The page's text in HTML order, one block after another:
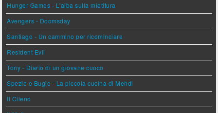
Hunger Games - L'alba sulla mietitura
Avengers - Doomsday
Santiago - Un cammino per ricominciare
Resident Evil
Tony - Diario di un giovane cuoco
Spezie e Bugie - La piccola cucina di Mehdi
Il Cileno